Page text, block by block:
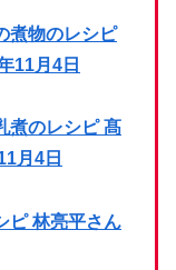
煮物のレシピ
11月4日
煮のレシピ 髙
月4日
ピ 林亮平さん